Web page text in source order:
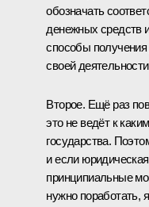
обозначать
денежных средств
способы получения
своей
Второе. Ещё раз
это не ведёт к
государства.
и если
принципиальные
нужно поработать,